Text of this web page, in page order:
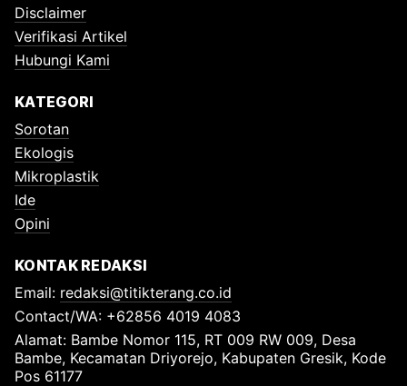
Disclaimer
Verifikasi Artikel
Hubungi Kami
KATEGORI
Sorotan
Ekologis
Mikroplastik
Ide
Opini
KONTAK REDAKSI
Email: redaksi@titikterang.co.id
Contact/WA: +62856 4019 4083
Alamat: Bambe Nomor 115, RT 009 RW 009, Desa
Bambe, Kecamatan Driyorejo, Kabupaten Gresik, Kode
Pos 61177